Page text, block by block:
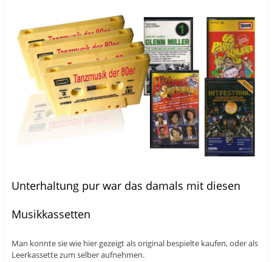
Unterhaltung pur war das damals mit diesen
Musikkassetten
Man konnte sie wie hier gezeigt als original bespielte kaufen, oder als
Leerkassette zum selber aufnehmen.